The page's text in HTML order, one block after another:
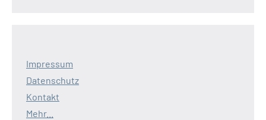
Impressum
Datenschutz
Kontakt
Mehr...